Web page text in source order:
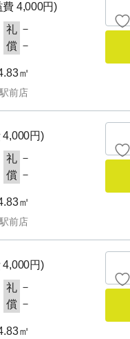
費 4,000円)
礼 －
償 －
㎡
前店
4,000円)
礼 －
償 －
㎡
前店
4,000円)
礼 －
償 －
㎡